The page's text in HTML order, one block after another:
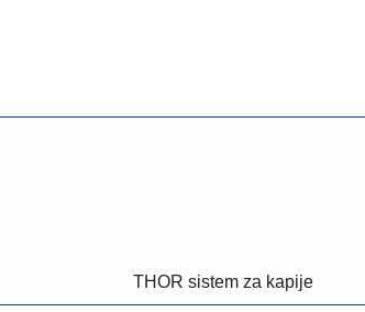
THOR sistem za kapije